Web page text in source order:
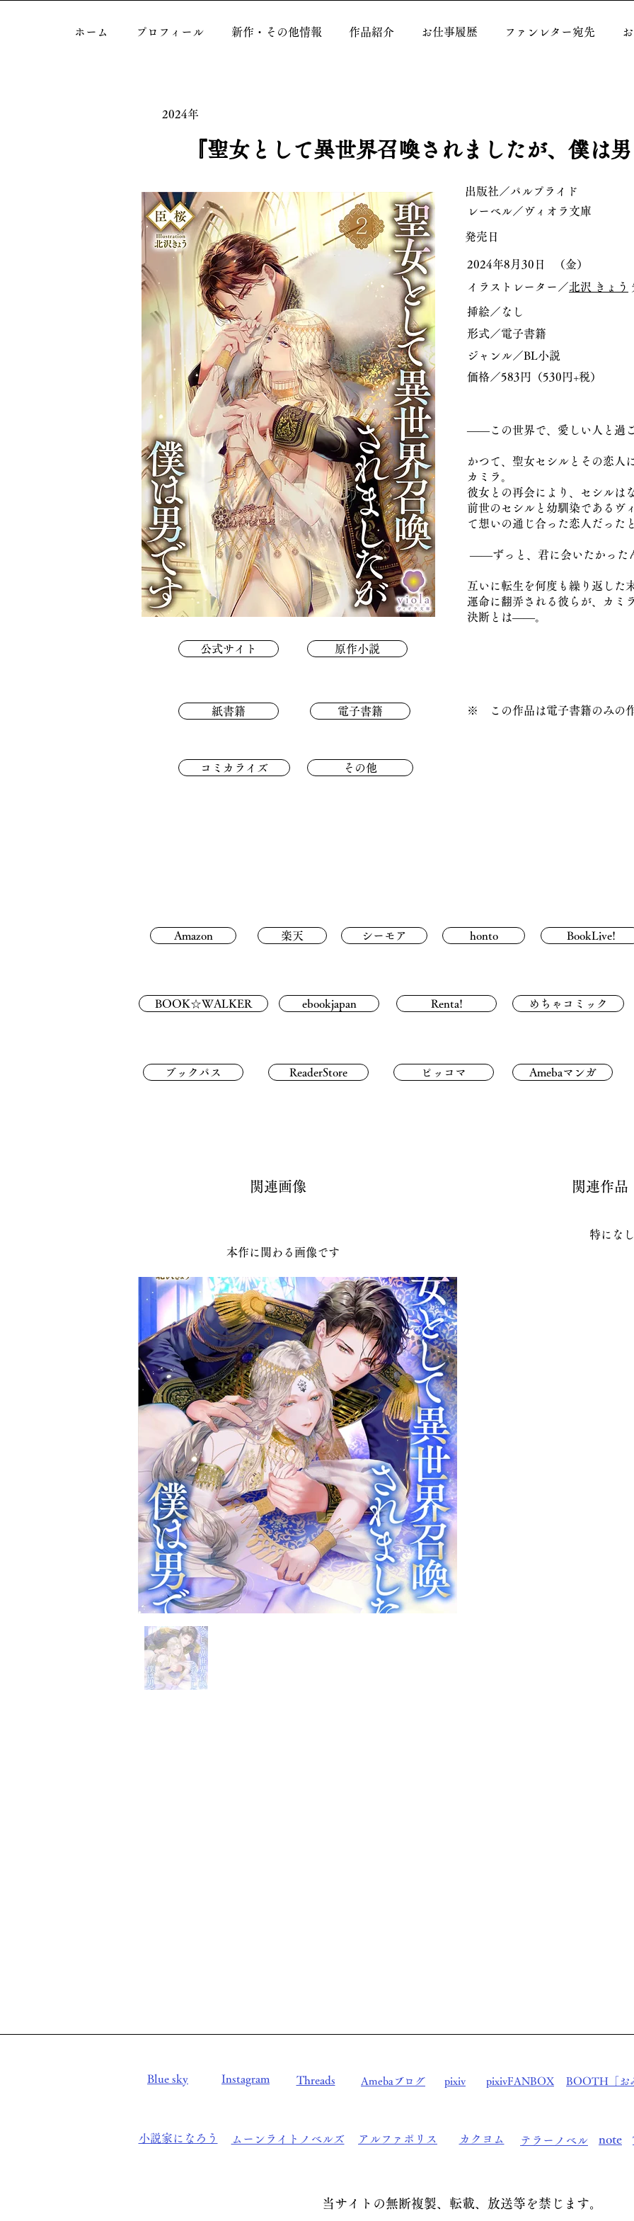
ホーム プロフィール 新作・その他情報 作品紹介 お仕事履歴 ファンレター宛先
2024年
『聖女として異世界召喚されましたが、僕は男
公式サイト 原作小説
紙書籍 電子書籍
コミカライズ その他
出版社／パルプライド
レーベル／ヴィオラ文庫
発売日
2024年8月30日
（金）
イラストレーター／北沢 きょう
挿絵／なし
形式／電子書籍
ジャンル／BL小説
価格／583円（530円+税）
――この世界で、愛しい人と過
かつて、聖女セシルとその恋人
カミラ。
彼女との再会により、セシルは
前世のセシルと幼馴染であるヴ
て想いの通じ合った恋人だった
――ずっと、君に会いたかった
互いに転生を何度も繰り返した
運命に翻弄される彼らが、カミ
決断とは――。
※ この作品は電子書籍のみの作
Amazon 楽天 シーモア honto BookLive!
BOOK☆WALKER ebookjapan Renta! めちゃコミック
ブックパス ReaderStore ピッコマ Amebaマンガ
関連画像
本作に関わる画像です
関連作品
特になし
Blue sky Instagram Threads Amebaブログ pixiv pixivFANBOX BOOTH「お
小説家になろう ムーンライトノベルズ アルファポリス カクヨム テラーノベル note
当サイトの無断複製、転載、放送等を禁じます。